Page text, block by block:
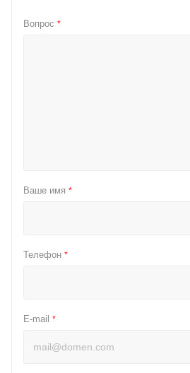
Вопрос *
Ваше имя *
Телефон *
E-mail *